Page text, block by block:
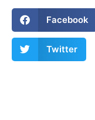
Facebook
Twitter